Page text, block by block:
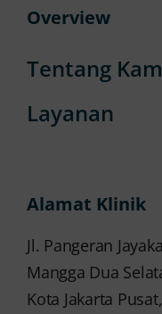
Overview
Tentang
Layanan
Alamat Klinik
Jl. Pangeran
Mangga Dua
Kota Jakarta